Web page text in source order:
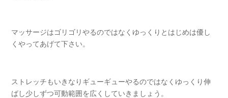
マッサージはゴリゴリやるのではなくゆっくりとはじめは優し
くやってあげて下さい。
ストレッチもいきなりギューギューやるのではなくゆっくり伸
ばし少しずつ可動範囲を広くしていきましょう。